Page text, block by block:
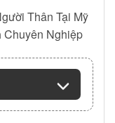
Thân Tại Mỹ
Chuyên Nghiệp